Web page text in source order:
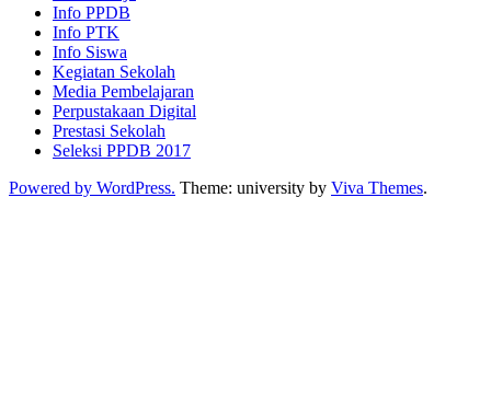
Info PPDB
Info PTK
Info Siswa
Kegiatan Sekolah
Media Pembelajaran
Perpustakaan Digital
Prestasi Sekolah
Seleksi PPDB 2017
Powered by WordPress. Theme: university by Viva Themes.